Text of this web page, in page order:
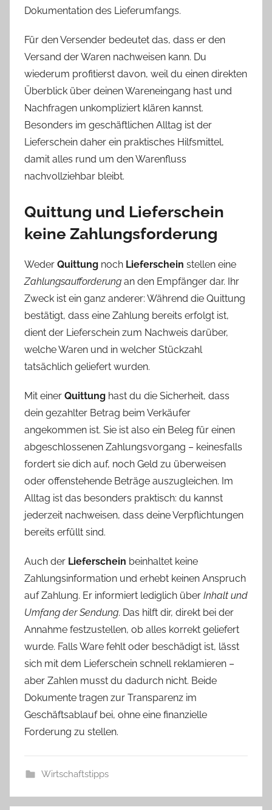
Dokumentation des Lieferumfangs.
Für den Versender bedeutet das, dass er den
Versand der Waren nachweisen kann. Du
wiederum profitierst davon, weil du einen direkten
Überblick über deinen Wareneingang hast und
Nachfragen unkompliziert klären kannst.
Besonders im geschäftlichen Alltag ist der
Lieferschein daher ein praktisches Hilfsmittel,
damit alles rund um den Warenfluss
nachvollziehbar bleibt.
Quittung und Lieferschein
keine Zahlungsforderung
Weder Quittung noch Lieferschein stellen eine
Zahlungsaufforderung an den Empfänger dar. Ihr
Zweck ist ein ganz anderer: Während die Quittung
bestätigt, dass eine Zahlung bereits erfolgt ist,
dient der Lieferschein zum Nachweis darüber,
welche Waren und in welcher Stückzahl
tatsächlich geliefert wurden.
Mit einer Quittung hast du die Sicherheit, dass
dein gezahlter Betrag beim Verkäufer
angekommen ist. Sie ist also ein Beleg für einen
abgeschlossenen Zahlungsvorgang – keinesfalls
fordert sie dich auf, noch Geld zu überweisen
oder offenstehende Beträge auszugleichen. Im
Alltag ist das besonders praktisch: du kannst
jederzeit nachweisen, dass deine Verpflichtungen
bereits erfüllt sind.
Auch der Lieferschein beinhaltet keine
Zahlungsinformation und erhebt keinen Anspruch
auf Zahlung. Er informiert lediglich über Inhalt und
Umfang der Sendung. Das hilft dir, direkt bei der
Annahme festzustellen, ob alles korrekt geliefert
wurde. Falls Ware fehlt oder beschädigt ist, lässt
sich mit dem Lieferschein schnell reklamieren –
aber Zahlen musst du dadurch nicht. Beide
Dokumente tragen zur Transparenz im
Geschäftsablauf bei, ohne eine finanzielle
Forderung zu stellen.
Wirtschaftstipps